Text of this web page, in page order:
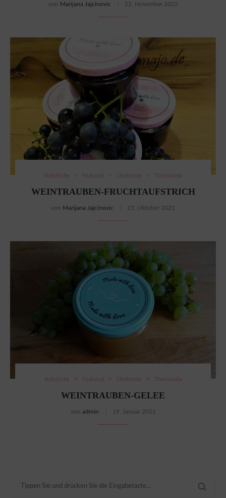
von Marijana Jajcinovic 22. November 2022
Aufstriche Featured Obsternte Thermomix
WEINTRAUBEN-FRUCHTAUFSTRICH
von Marijana Jajcinovic 15. Oktober 2021
Aufstriche Featured Obsternte Thermomix
WEINTRAUBEN-GELEE
von admin 19. Januar 2021